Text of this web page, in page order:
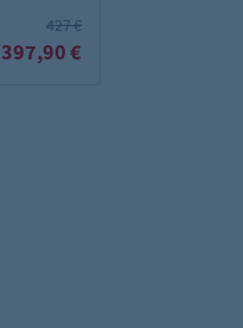
427 €
397,90 €